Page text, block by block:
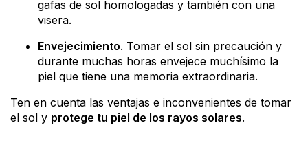
gafas de sol homologadas y también con una
visera.
Envejecimiento. Tomar el sol sin precaución y
durante muchas horas envejece muchísimo la
piel que tiene una memoria extraordinaria.
Ten en cuenta las ventajas e inconvenientes de tomar
el sol y protege tu piel de los rayos solares.